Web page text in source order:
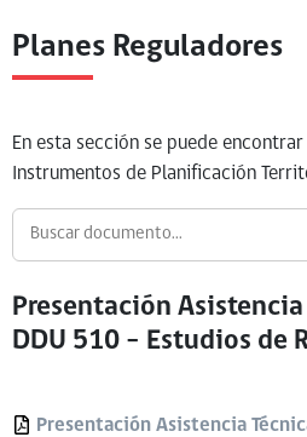
Planes Reguladores
En esta sección se puede
Instrumentos de Planificación
Presentación
DDU 510 – Estudios de
Presentación Asistencia